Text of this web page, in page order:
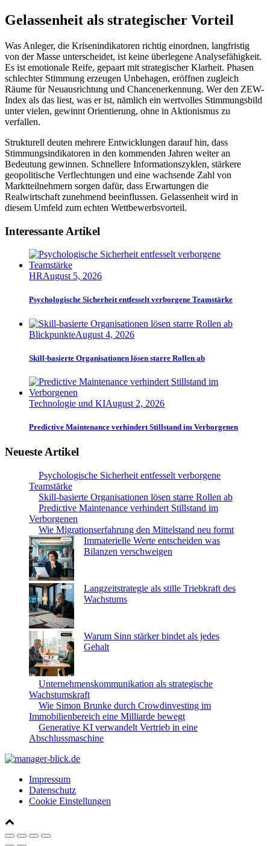
Gelassenheit als strategischer Vorteil
Was Anleger, die Krisenindikatoren richtig einordnen, langfristig
von der Masse unterscheidet, ist keine überlegene Analysefähigkeit.
Es ist emotionale Reife, gepaart mit strategischer Klarheit. Phasen
schlechter Stimmung erzeugen Unbehagen, eröffnen zugleich
Räume für Neuausrichtung und Chancenerkennung. Wer den ZEW-
Index als das liest, was er ist, nämlich ein wertvolles Stimmungsbild
unter vielen, gewinnt Orientierung, ohne in Aktionismus zu
verfallen.
Strukturell deuten mehrere Entwicklungen darauf hin, dass
Stimmungsindikatoren in den kommenden Jahren weiter an
Bedeutung gewinnen. Schnellere Informationszyklen, stärkere
geopolitische Verflechtungen und eine wachsende Zahl von
Marktteilnehmern sorgen dafür, dass Erwartungen die
Realwirtschaft zunehmend beeinflussen. Gelassenheit wird in
diesem Umfeld zum echten Wettbewerbsvorteil.
Interessante Artikel
HRAugust 5, 2026
Psychologische Sicherheit entfesselt verborgene Teamstärke
BlickpunkteAugust 4, 2026
Skill-basierte Organisationen lösen starre Rollen ab
Technologie und KIAugust 2, 2026
Predictive Maintenance verhindert Stillstand im Verborgenen
Neueste Artikel
Psychologische Sicherheit entfesselt verborgene
Teamstärke
Skill-basierte Organisationen lösen starre Rollen ab
Predictive Maintenance verhindert Stillstand im
Verborgenen
Wie Migrationserfahrung den Mittelstand neu formt
Immaterielle Werte entscheiden was
Bilanzen verschweigen
Langzeitstrategie als stille Triebkraft des
Wachstums
Warum Sinn stärker bindet als jedes
Gehalt
Unternehmenskommunikation als strategische
Wachstumskraft
Wie Simon Brunke durch Crowdinvesting im
Immobilienbereich eine Milliarde bewegt
Generative KI verwandelt Vertrieb in eine
Abschlussmaschine
Impressum
Datenschutz
Cookie Einstellungen